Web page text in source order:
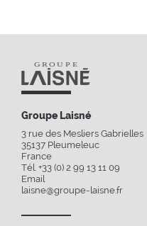
Groupe Laisné
3 rue des Mesliers Gabrielles
35137 Pleumeleuc
France
Tél. +33 (0) 2 99 13 11 09
Email
laisne@groupe-laisne.fr